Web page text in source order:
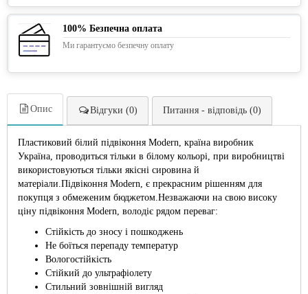
100% Безпечна оплата
Ми гарантуємо безпечну оплату
Опис Відгуки (0) Питання - відповідь (0)
Пластиковий білий підвіконня Modern, країна виробник
Україна, проводиться тільки в білому кольорі, при виробництві
використовуються тільки якісні сировина й
матеріали.Підвіконня Modern, є прекрасним рішенням для
покупця з обмеженим бюджетом.Незважаючи на свою високу
ціну підвіконня Modern, володіє рядом переваг:
Стійкість до зносу і пошкоджень
Не боїться перепаду температур
Вологостійкість
Стійкий до ультрафіолету
Стильний зовнішній вигляд